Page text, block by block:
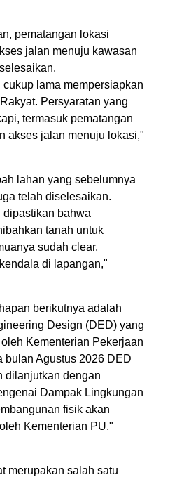
pematangan lokasi
jalan menuju kawasan
lama mempersiapkan
Persyaratan yang
termasuk pematangan
akses jalan menuju lokasi,"
lahan yang sebelumnya
telah diselesaikan.
bahwa
tanah untuk
sudah clear,
di lapangan,"
berikutnya adalah
Design (DED) yang
Kementerian Pekerjaan
bulan Agustus 2026 DED
dilanjutkan dengan
Dampak Lingkungan
fisik akan
Kementerian PU,"
merupakan salah satu